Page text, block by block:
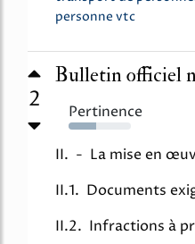
personne vtc
2
Bulletin officiel
Pertinence
44%
II. - La mise en
II.1. Documents
II.2. Infractions à